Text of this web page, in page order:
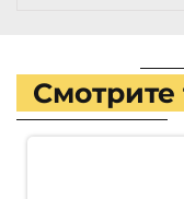
Смотрите